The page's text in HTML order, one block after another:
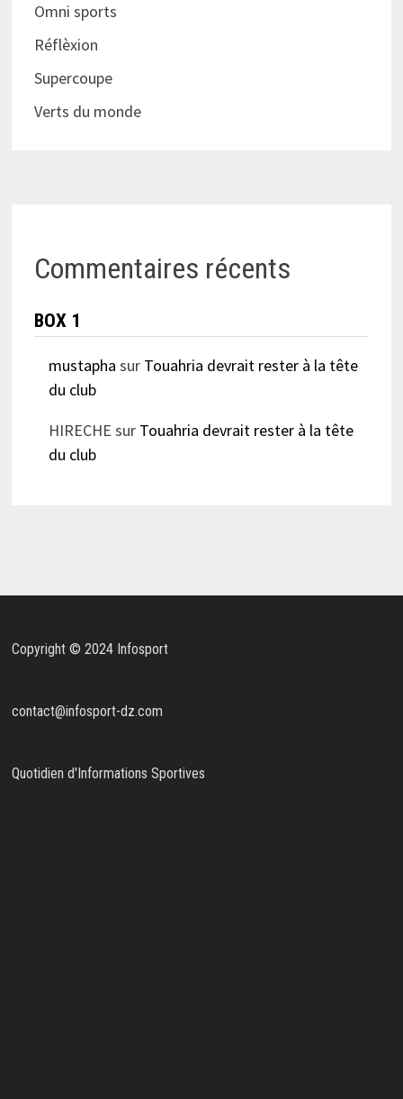
Omni sports
Réflèxion
Supercoupe
Verts du monde
Commentaires récents
BOX 1
mustapha sur Touahria devrait rester à la tête
du club
HIRECHE sur Touahria devrait rester à la tête
du club
Copyright © 2024 Infosport
contact@infosport-dz.com
Quotidien d'Informations Sportives